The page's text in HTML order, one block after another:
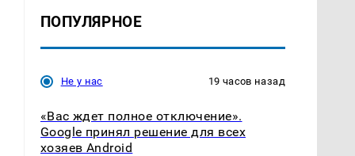
ПОПУЛЯРНОЕ
Не у нас 19 часов назад
«Вас ждет полное отключение».
Google принял решение для всех
хозяев Android